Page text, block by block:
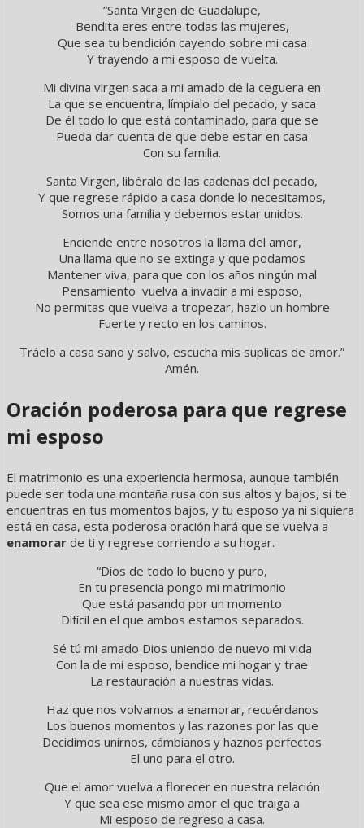
“Santa Virgen de Guadalupe,
Bendita eres entre todas las mujeres,
Que sea tu bendición cayendo sobre mi casa
Y trayendo a mi esposo de vuelta.
Mi divina virgen saca a mi amado de la ceguera en
La que se encuentra, límpialo del pecado, y saca
De él todo lo que está contaminado, para que se
Pueda dar cuenta de que debe estar en casa
Con su familia.
Santa Virgen, libéralo de las cadenas del pecado,
Y que regrese rápido a casa donde lo necesitamos,
Somos una familia y debemos estar unidos.
Enciende entre nosotros la llama del amor,
Una llama que no se extinga y que podamos
Mantener viva, para que con los años ningún mal
Pensamiento vuelva a invadir a mi esposo,
No permitas que vuelva a tropezar, hazlo un hombre
Fuerte y recto en los caminos.
Tráelo a casa sano y salvo, escucha mis suplicas de amor.”
Amén.
Oración poderosa para que regrese
mi esposo
El matrimonio es una experiencia hermosa, aunque también
puede ser toda una montaña rusa con sus altos y bajos, si te
encuentras en tus momentos bajos, y tu esposo ya ni siquiera
está en casa, esta poderosa oración hará que se vuelva a
enamorar de ti y regrese corriendo a su hogar.
“Dios de todo lo bueno y puro,
En tu presencia pongo mi matrimonio
Que está pasando por un momento
Difícil en el que ambos estamos separados.
Sé tú mi amado Dios uniendo de nuevo mi vida
Con la de mi esposo, bendice mi hogar y trae
La restauración a nuestras vidas.
Haz que nos volvamos a enamorar, recuérdanos
Los buenos momentos y las razones por las que
Decidimos unirnos, cámbianos y haznos perfectos
El uno para el otro.
Que el amor vuelva a florecer en nuestra relación
Y que sea ese mismo amor el que traiga a
Mi esposo de regreso a casa.